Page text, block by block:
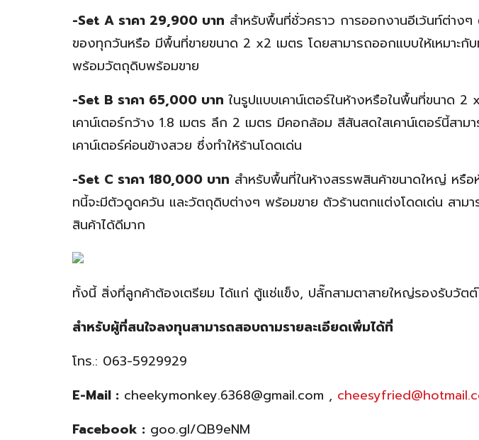
-Set A ราคา 29,900 บาท สำหรับพื้นที่ชั่วคราว การออกงานอีเว้นท์ต่าง
ของทุกวันหรือ มีพื้นที่ขายขนาด 2 x2 เมตร โดยสามารถออกแบบให้เหมาะกับ
พร้อมวัตถุดิบพร้อมขาย
-Set B ราคา 65,000 บาท ในรูปแบบเคาน์เตอร์ในห้างหรือในพื้นที่ขนาด
เคาน์เตอร์กว้าง 1.8 เมตร ลึก 2 เมตร มีคอกล้อม สีสันสดใสเคาน์เตอร์นี้สาม
เคาน์เตอร์ค่อนข้างสวย ซึ่งทำให้ร้านโดดเด่น
-Set C ราคา 180,000 บาท สำหรับพื้นที่ในห้างสรรพสินค้าขนาดใหญ่ หรือ
ทนี้จะมีตัวดูดควัน และวัตถุดิบต่างๆ พร้อมขาย ตัวร้านตกแต่งโดดเด่น สาม
สินค้าได้ดีมาก
ทั้งนี้ สิ่งที่ลูกค้าต้องเตรียม ได้แก่ ตู้แช่แข็ง, ปลั๊กสามตาสายใหญ่รองรับวั
สำหรับผู้ที่สนใจลงทุนสามารถสอบถามรายละเอียดเพิ่มได้ที่
โทร.: 063-5929929
E-Mail : cheekymonkey.6368@gmail.com ,
Facebook : goo.gl/QB9eNM